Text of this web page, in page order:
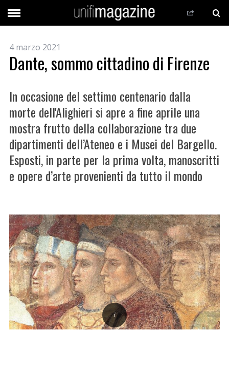
4 marzo 2021
Dante, sommo cittadino di Firenze
In occasione del settimo centenario dalla
morte dell'Alighieri si apre a fine aprile una
mostra frutto della collaborazione tra due
dipartimenti dell’Ateneo e i Musei del Bargello.
Esposti, in parte per la prima volta, manoscritti
e opere d’arte provenienti da tutto il mondo